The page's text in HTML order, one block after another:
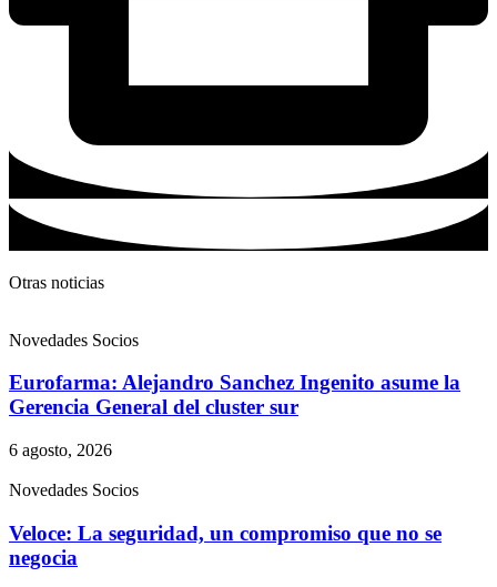
Otras noticias
Novedades Socios
Eurofarma: Alejandro Sanchez Ingenito asume la
Gerencia General del cluster sur
6 agosto, 2026
Novedades Socios
Veloce: La seguridad, un compromiso que no se
negocia